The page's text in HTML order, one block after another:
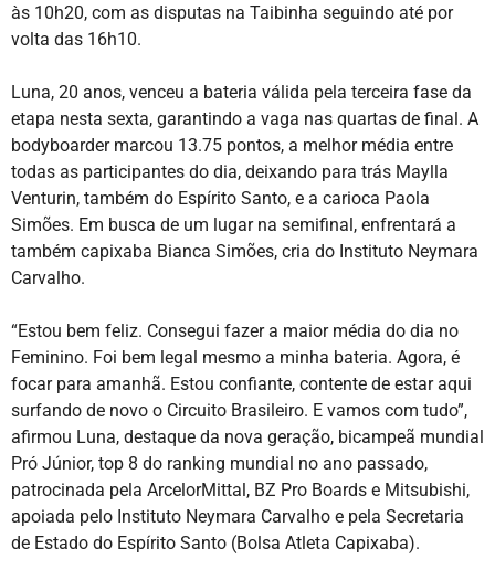
às 10h20, com as disputas na Taibinha seguindo até por
volta das 16h10.
Luna, 20 anos, venceu a bateria válida pela terceira fase da
etapa nesta sexta, garantindo a vaga nas quartas de final. A
bodyboarder marcou 13.75 pontos, a melhor média entre
todas as participantes do dia, deixando para trás Maylla
Venturin, também do Espírito Santo, e a carioca Paola
Simões. Em busca de um lugar na semifinal, enfrentará a
também capixaba Bianca Simões, cria do Instituto Neymara
Carvalho.
“Estou bem feliz. Consegui fazer a maior média do dia no
Feminino. Foi bem legal mesmo a minha bateria. Agora, é
focar para amanhã. Estou confiante, contente de estar aqui
surfando de novo o Circuito Brasileiro. E vamos com tudo”,
afirmou Luna, destaque da nova geração, bicampeã mundial
Pró Júnior, top 8 do ranking mundial no ano passado,
patrocinada pela ArcelorMittal, BZ Pro Boards e Mitsubishi,
apoiada pelo Instituto Neymara Carvalho e pela Secretaria
de Estado do Espírito Santo (Bolsa Atleta Capixaba).